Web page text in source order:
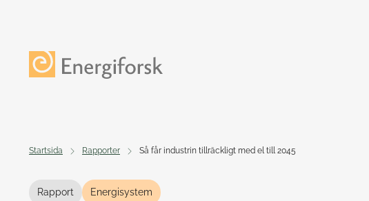
Startsida Rapporter Så får industrin tillräckligt med el till 2045
Rapport Energisystem